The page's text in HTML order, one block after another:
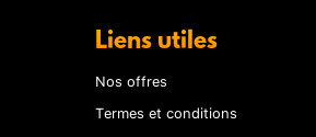
Liens utiles
Nos offres
Termes et conditions